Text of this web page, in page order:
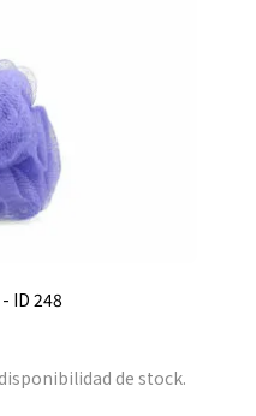
ID 248
de stock.